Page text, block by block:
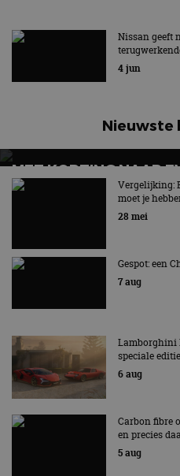
Nissan geeft
4 jun
Nieuwste
MET KORTING NAAR
AUTORAI REGELT HET!
EV Experience 2026 van 24
Vergelijking:
moet je
28 mei
Gespot: een
7 aug
Lamborghini
speciale editie
6 aug
Carbon fibre
en precies
5 aug